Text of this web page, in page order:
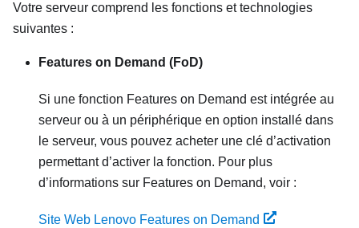
Votre serveur comprend les fonctions et technologies
suivantes :
Features on Demand (FoD)
Si une fonction Features on Demand est intégrée au
serveur ou à un périphérique en option installé dans
le serveur, vous pouvez acheter une clé d’activation
permettant d’activer la fonction. Pour plus
d’informations sur Features on Demand, voir :
Site Web Lenovo Features on Demand